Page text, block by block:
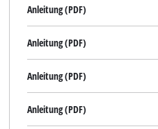
Anleitung (PDF)
Anleitung (PDF)
Anleitung (PDF)
Anleitung (PDF)